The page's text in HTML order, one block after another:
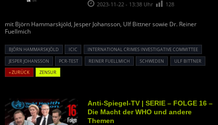
2023-11-22 - 13:38 Uhr 128
mit Björn Hammarskjöld, Jesper Johansson, Ulf Bittner sowie Dr. Reiner
Fuellmich
BJÖRN HAMMARSKJÖLD ICIC
INTERNATIONAL CRIMES INVESTIGATIVE COMMITTEE
JESPER JOHANSSON
PCR-TEST REINER FUELLMICH SCHWEDEN
ULF BITTNER
« ZURÜCK
ZENSUR
Anti-Spiegel-TV | SERIE – FOLGE 16 –
Die Macht der WHO und andere
Themen